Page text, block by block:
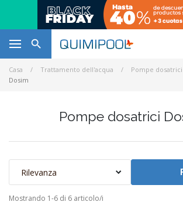

Casa Trattamento dell'acqua Pompe dosatrici
Dosim
Pompe dosatrici
Rilevanza
Mostrando 1-6 di 6 articolo/i